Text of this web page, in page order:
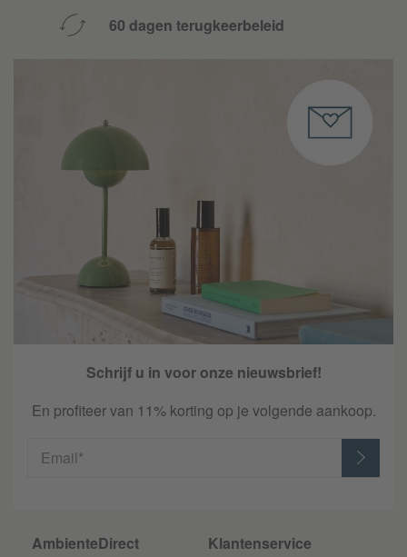
60 dagen terugkeerbeleid
Schrijf u in voor onze nieuwsbrief!
En profiteer van 11% korting op je volgende aankoop.
Email*
AmbienteDirect
Klantenservice